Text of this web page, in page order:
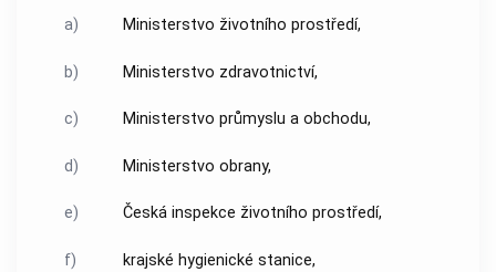
a)
Ministerstvo životního prostředí,
b) Ministerstvo zdravotnictví,
c) Ministerstvo průmyslu a obchodu,
d) Ministerstvo obrany,
e) Česká inspekce životního prostředí,
f) krajské hygienické stanice,